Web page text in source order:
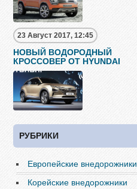
23 Август 2017, 12:45
НОВЫЙ ВОДОРОДНЫЙ
КРОССОВЕР ОТ HYUNDAI
РУБРИКИ
Европейские внедорожники
Корейские внедорожники